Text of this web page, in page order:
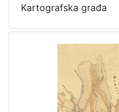
Kartografska građa